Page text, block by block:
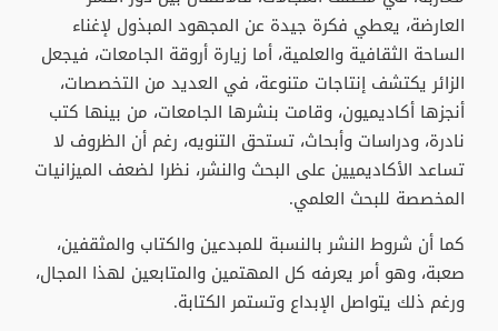
العارضة، يعطي فكرة جيدة عن المجهود المبذول لإغناء
الساحة الثقافية والعلمية، أما زيارة أروقة الجامعات، فيجعل
الزائر يكتشف إنتاجات متنوعة، في العديد من التخصصات،
أنجزها أكاديميون، وقامت بنشرها الجامعات، من بينها كتب
نادرة، ودراسات وأبحاث، تستحق التنويه، رغم أن الظروف لا
تساعد الأكاديميين على البحث والنشر، نظرا لضعف الميزانيات
المخصصة للبحث العلمي.
كما أن شروط النشر بالنسبة للمبدعين والكتاب والمثقفين،
صعبة، وهو أمر يعرفه كل المهتمين والمتابعين لهذا المجال،
ورغم ذلك يتواصل الإبداع وتستمر الكتابة.